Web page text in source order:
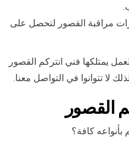
مراقبة القصور لتحصل على
يمتلكها فني انتركم القصور
تتوانوا في التواصل معنا.
القصور
بأنواعه كافة؟